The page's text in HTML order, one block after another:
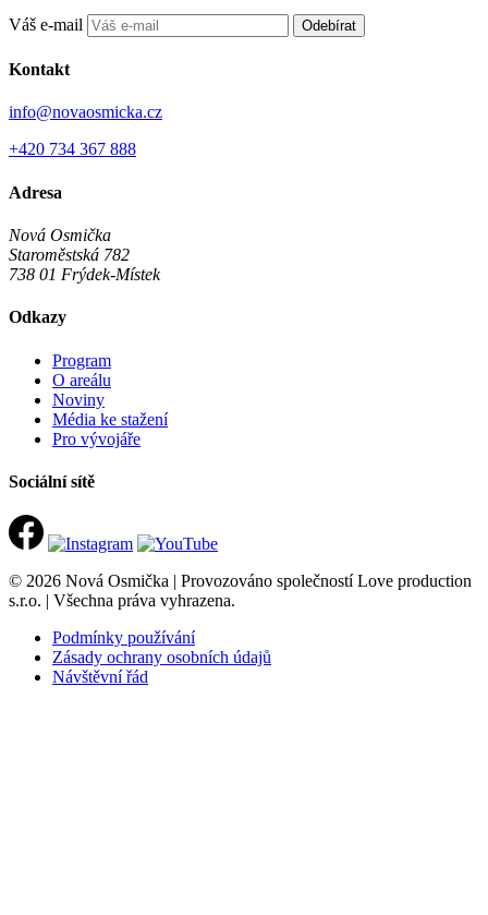
Váš e-mail Odebírat
Kontakt
info@novaosmicka.cz
+420 734 367 888
Adresa
Nová Osmička
Staroměstská 782
738 01 Frýdek-Místek
Odkazy
Program
O areálu
Noviny
Média ke stažení
Pro vývojáře
Sociální sítě
© 2026 Nová Osmička | Provozováno společností Love production
s.r.o. | Všechna práva vyhrazena.
Podmínky používání
Zásady ochrany osobních údajů
Návštěvní řád